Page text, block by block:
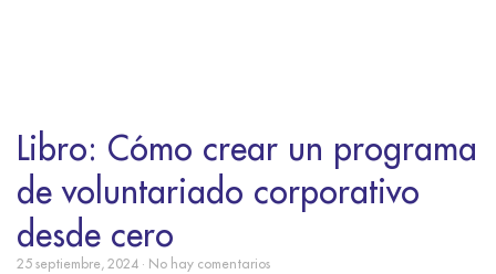
Libro: Cómo crear un programa
de voluntariado corporativo
desde cero
25 septiembre, 2024 No hay comentarios